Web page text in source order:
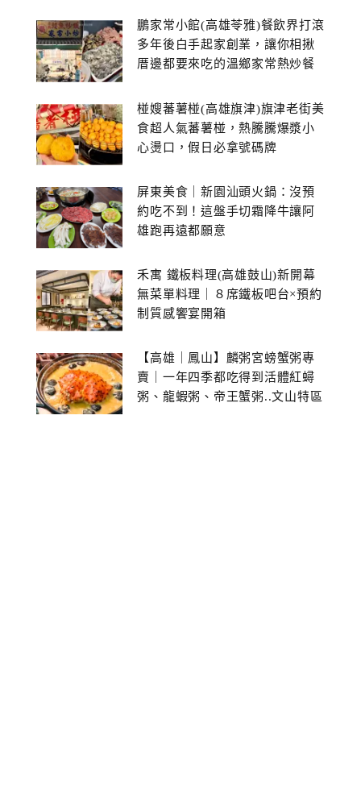
鵬家常小館(高雄苓雅)餐飲界打滾
多年後白手起家創業，讓你相揪
厝邊都要來吃的溫鄉家常熱炒餐
椪嫂蕃薯椪(高雄旗津)旗津老街美
食超人氣蕃薯椪，熱騰騰爆漿小
心燙口，假日必拿號碼牌
屏東美食｜新園汕頭火鍋：沒預
約吃不到！這盤手切霜降牛讓阿
雄跑再遠都願意
禾寓 鐵板料理(高雄鼓山)新開幕
無菜單料理｜８席鐵板吧台×預約
制質感饗宴開箱
【高雄｜鳳山】麟粥宮螃蟹粥專
賣｜一年四季都吃得到活體紅蟳
粥、龍蝦粥、帝王蟹粥..文山特區